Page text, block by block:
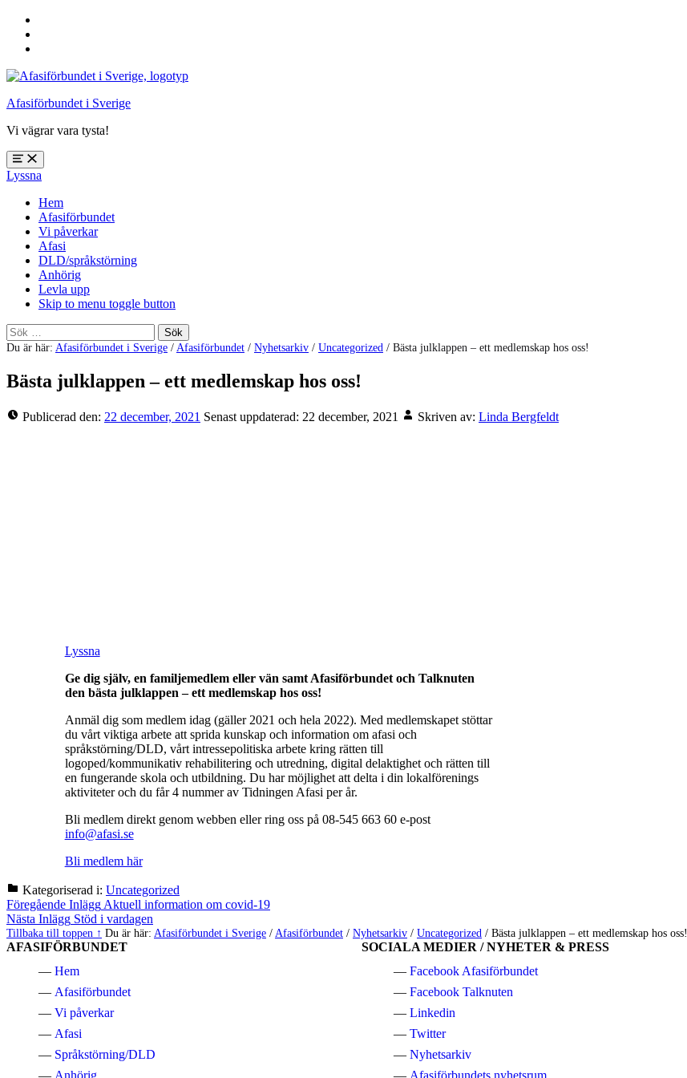
sidfoten
Afasiförbundet i Sverige
Vi vägrar vara tysta!
Öppna
meny:
%s
Lyssna
Hem
Afasiförbundet
Vi påverkar
Afasi
DLD/språkstörning
Anhörig
Levla upp
Skip to menu toggle button
Sök
efter:
Du är här: Afasiförbundet i Sverige /Afasiförbundet / Nyhetsarkiv / Uncategorized / Bästa julklappen – ett medlemskap hos oss!
Bästa julklappen – ett medlemskap hos oss!
Publicerad den: 22 december, 2021 Senast uppdaterad: 22 december, 2021 Skriven av: Linda Bergfeldt
Lyssna
Ge dig själv, en familjemedlem eller vän samt Afasiförbundet och Talknuten
den bästa julklappen – ett medlemskap hos oss!
Anmäl dig som medlem idag (gäller 2021 och hela 2022). Med medlemskapet stöttar
du vårt viktiga arbete att sprida kunskap och information om afasi och
språkstörning/DLD, vårt intressepolitiska arbete kring rätten till
logoped/kommunikativ rehabilitering och utredning, digital delaktighet och rätten till
en fungerande skola och utbildning. Du har möjlighet att delta i din lokalförenings
aktiviteter och du får 4 nummer av Tidningen Afasi per år.
Bli medlem direkt genom webben eller ring oss på 08-545 663 60 e-post
info@afasi.se
Bli medlem här
Kategoriserad i: Uncategorized
Hoppa
tillbaka
till
huvudnavigeringen
Inläggsnavigering
Föregående Inlägg Aktuell information om covid-19
Nästa Inlägg Stöd i vardagen
Tillbaka till toppen ↑ Du är här: Afasiförbundet i Sverige / Afasiförbundet / Nyhetsarkiv / Uncategorized / Bästa julklappen – ett medlemskap hos oss!
AFASIFÖRBUNDET
Hem
Afasiförbundet
Vi påverkar
Afasi
Språkstörning/DLD
Anhörig
SOCIALA MEDIER / NYHETER & PRESS
Facebook Afasiförbundet
Facebook Talknuten
Linkedin
Twitter
Nyhetsarkiv
Afasiförbundets nyhetsrum